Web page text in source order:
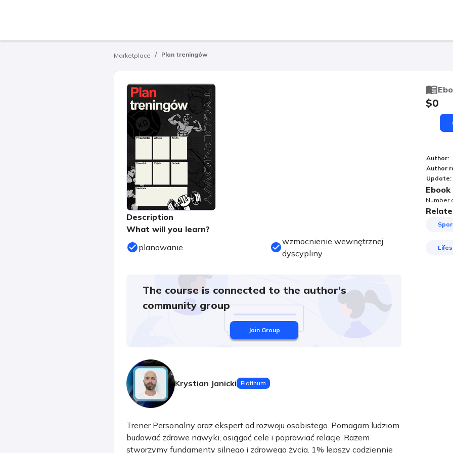
Marketplace / Plan treningów
Description
What will you learn?
planowanie
wzmocnienie wewnętrznej
dyscypliny
The course is connected to the author's
community group
Join Group
Krystian Janicki Platinum
Trener Personalny oraz ekspert od rozwoju osobistego. Pomagam ludziom
budować zdrowe nawyki, osiągać cele i poprawiać relacje. Razem
stworzymy fundamenty silnego i zdrowego życia. 1% lepszy codziennie
$0
Author:
Author
Update:
Number